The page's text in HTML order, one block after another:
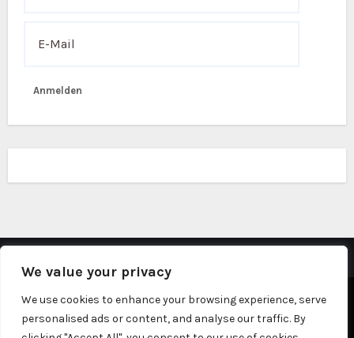
We value your privacy
We use cookies to enhance your browsing experience, serve
personalised ads or content, and analyse our traffic. By
Anmelden
Stolz präsentiert von WordPress|Theme: Fameup von
Themeansar